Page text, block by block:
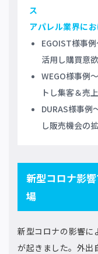
ス
アパレル業界に
EGOIST様事
活用し購買意
WEGO様事例
トし集客＆売
DURAS様事例
し販売機会の
新型コロナ影
場
新型コロナの影響に
が起きました。外出